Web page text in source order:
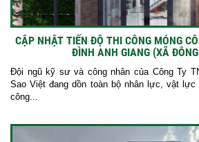
CẬP NHẬT TIẾN ĐỘ THI CÔNG MÓNG
ĐÌNH ANH GIANG (XÃ
Đội ngũ kỹ sư và công nhân của Công Ty
Sao Việt đang dồn toàn bộ nhân lực, vật lực
công...